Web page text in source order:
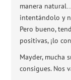
manera
intentándolo y
Pero bueno,
positivas, ¡lo
Mayder, mucha
consigues. Nos